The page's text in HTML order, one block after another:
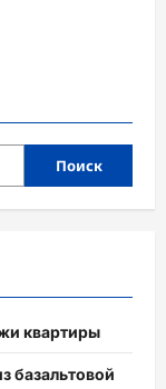
Поиск
квартиры
базальтовой